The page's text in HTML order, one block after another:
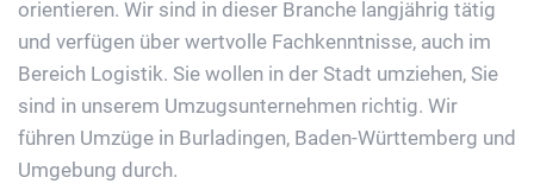
orientieren. Wir sind in dieser Branche langjährig tätig
und verfügen über wertvolle Fachkenntnisse, auch im
Bereich Logistik. Sie wollen in der Stadt umziehen, Sie
sind in unserem Umzugsunternehmen richtig. Wir
führen Umzüge in Burladingen, Baden-Württemberg und
Umgebung durch.